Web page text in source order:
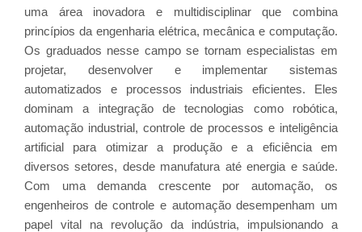
uma área inovadora e multidisciplinar que combina
princípios da engenharia elétrica, mecânica e computação.
Os graduados nesse campo se tornam especialistas em
projetar, desenvolver e implementar sistemas
automatizados e processos industriais eficientes. Eles
dominam a integração de tecnologias como robótica,
automação industrial, controle de processos e inteligência
artificial para otimizar a produção e a eficiência em
diversos setores, desde manufatura até energia e saúde.
Com uma demanda crescente por automação, os
engenheiros de controle e automação desempenham um
papel vital na revolução da indústria, impulsionando a